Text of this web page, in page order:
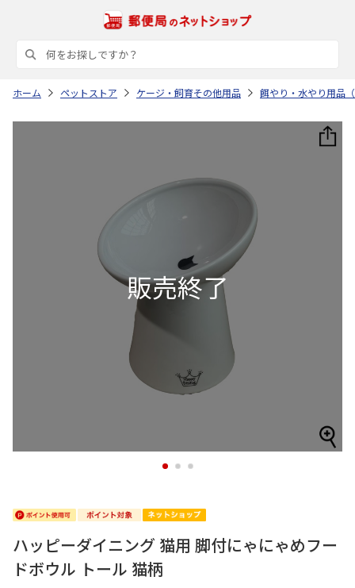
ホーム ペットストア ケージ・飼育その他用品 餌やり・水やり用品
1 2 3
ハッピーダイニング 猫用 脚付にゃにゃめフー
ドボウル トール 猫柄